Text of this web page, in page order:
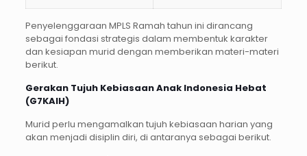
Penyelenggaraan MPLS Ramah tahun ini dirancang
sebagai fondasi strategis dalam membentuk karakter
dan kesiapan murid dengan memberikan materi-materi
berikut.
Gerakan Tujuh Kebiasaan Anak Indonesia Hebat
(G7KAIH)
Murid perlu mengamalkan tujuh kebiasaan harian yang
akan menjadi disiplin diri, di antaranya sebagai berikut.